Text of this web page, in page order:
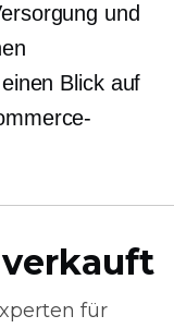
und
Blick auf
für